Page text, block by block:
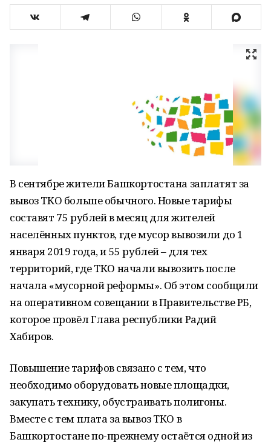
В сентябре жители Башкортостана заплатят за
вывоз ТКО больше обычного. Новые тарифы
составят 75 рублей в месяц для жителей
населённых пунктов, где мусор вывозили до 1
января 2019 года, и 55 рублей – для тех
территорий, где ТКО начали вывозить после
начала «мусорной реформы». Об этом сообщили
на оперативном совещании в Правительстве РБ,
которое провёл Глава республики Радий
Хабиров.
Повышение тарифов связано с тем, что
необходимо оборудовать новые площадки,
закупать технику, обустраивать полигоны.
Вместе с тем плата за вывоз ТКО в
Башкортостане по-прежнему остаётся одной из